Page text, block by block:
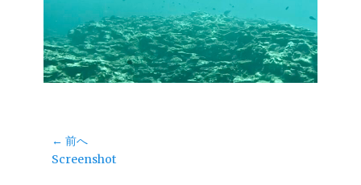
投
稿
← 前へ
前
Screenshot